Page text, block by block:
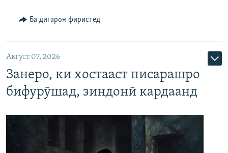
Ба дигарон фиристед
Август 07, 2026
Занеро, ки хостааст писарашро
бифурӯшад, зиндонӣ кардаанд